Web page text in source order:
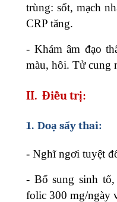
trùng: sốt, mạch
CRP tăng.
- Khám âm đạo
màu, hôi. Tử cung
II. Điều trị:
1. Doạ sẩy thai:
- Nghĩ ngơi tuyệt
- Bổ sung sinh
folic 300 mg/ngày